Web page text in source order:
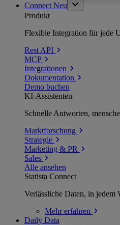
Connect Neu
Produkt
Flexible Integration für jede
Rest API
MCP
Integrationen
Dokumentation
Demo buchen
KI-Assistenten
Schnelle Antworten,
Marktforschung
Strategie
Marketing & PR
Sales
Alle ansehen
Statista Connect
Verlässliche Daten, in jedem
Mehrerfahren
Daily Data